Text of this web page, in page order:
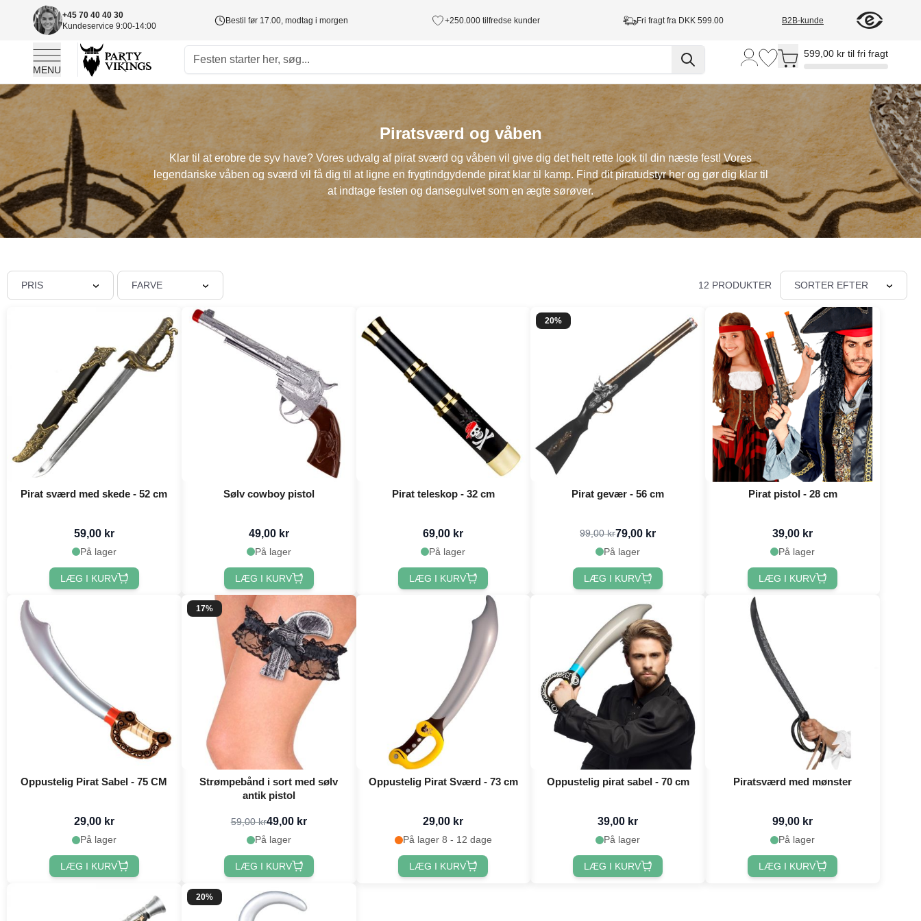
+45 70 40 40 30
Kundeservice 9:00-14:00
Bestil før 17.00, modtag i morgen +250.000 tilfredse kunder Fri fragt fra DKK 599.00 B2B-kunde
MENU
Toggle minicart, Cart is empty
599,00 kr til fri fragt
Skip to Content
Piratsværd og våben
Klar til at erobre de syv have? Vores udvalg af pirat sværd og våben vil give dig det helt rette look til din næste fest! Vores
legendariske våben og sværd vil få dig til at ligne en frygtindgydende pirat klar til kamp. Find dit piratudstyr her og gør dig klar til
at indtage festen og dansegulvet som en ægte sørøver.
PRIS FARVE 12 PRODUKTER SORTER EFTER
Pirat sværd med skede - 52 cm
59,00 kr
På lager
LÆG I KURV
Sølv cowboy pistol
49,00 kr
På lager
LÆG I KURV
Pirat teleskop - 32 cm
69,00 kr
På lager
LÆG I KURV
20%
Pirat gevær - 56 cm
99,00 kr79,00 kr
På lager
LÆG I KURV
Pirat pistol - 28 cm
39,00 kr
På lager
LÆG I KURV
Oppustelig Pirat Sabel - 75 CM
29,00 kr
På lager
LÆG I KURV
17%
Strømpebånd i sort med sølv
antik pistol
59,00 kr49,00 kr
På lager
LÆG I KURV
Oppustelig Pirat Sværd - 73 cm
29,00 kr
På lager 8 - 12 dage
LÆG I KURV
Oppustelig pirat sabel - 70 cm
39,00 kr
På lager
LÆG I KURV
Piratsværd med mønster
99,00 kr
På lager
LÆG I KURV
20%